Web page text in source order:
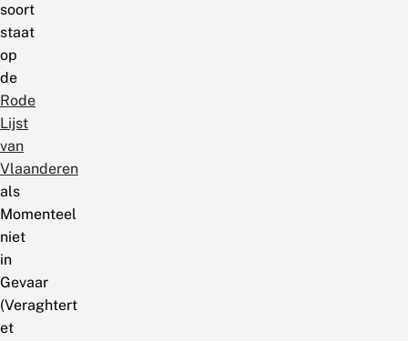
soort
staat
op
de
Rode
Lijst
van
Vlaanderen
als
Momenteel
niet
in
Gevaar
(Veraghtert
et